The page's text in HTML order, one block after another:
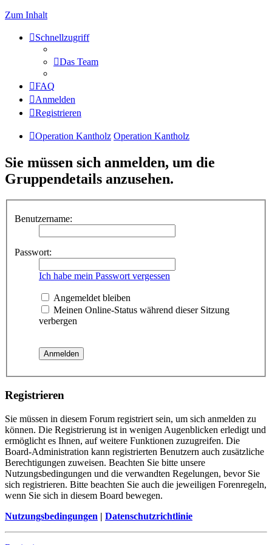
Zum Inhalt
Schnellzugriff
Das Team
FAQ
Anmelden
Registrieren
Operation Kantholz Operation Kantholz
Sie müssen sich anmelden, um die
Gruppendetails anzusehen.
Benutzername:
Passwort:
Ich habe mein Passwort vergessen
Angemeldet bleiben
Meinen Online-Status während dieser Sitzung
verbergen
Registrieren
Sie müssen in diesem Forum registriert sein, um sich anmelden zu
können. Die Registrierung ist in wenigen Augenblicken erledigt und
ermöglicht es Ihnen, auf weitere Funktionen zuzugreifen. Die
Board-Administration kann registrierten Benutzern auch zusätzliche
Berechtigungen zuweisen. Beachten Sie bitte unsere
Nutzungsbedingungen und die verwandten Regelungen, bevor Sie
sich registrieren. Bitte beachten Sie auch die jeweiligen Forenregeln,
wenn Sie sich in diesem Board bewegen.
Nutzungsbedingungen | Datenschutzrichtlinie